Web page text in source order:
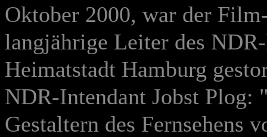
Oktober 2000, war der
langjährige Leiter des
Heimatstadt Hamburg
NDR-Intendant Jobst Plog:
Gestaltern des Fernsehens